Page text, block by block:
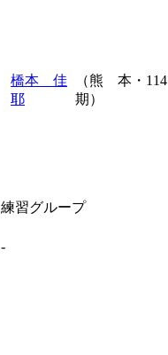
橋本 佳
耶
（熊 本・114
期）
練習グループ
-